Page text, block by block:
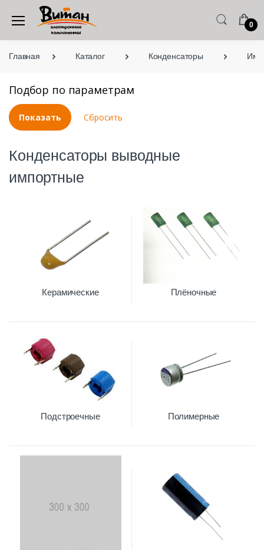
0
Главная Каталог Конденсаторы
Подбор по параметрам
Конденсаторы выводные
импортные
Керамические Плёночные
Подстроечные Полимерные